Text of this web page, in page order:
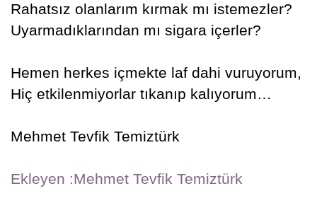
Rahatsız olanlarım kırmak mı istemezler?
Uyarmadıklarından mı sigara içerler?
Hemen herkes içmekte laf dahi vuruyorum,
Hiç etkilenmiyorlar tıkanıp kalıyorum…
Mehmet Tevfik Temiztürk
Ekleyen :Mehmet Tevfik Temiztürk